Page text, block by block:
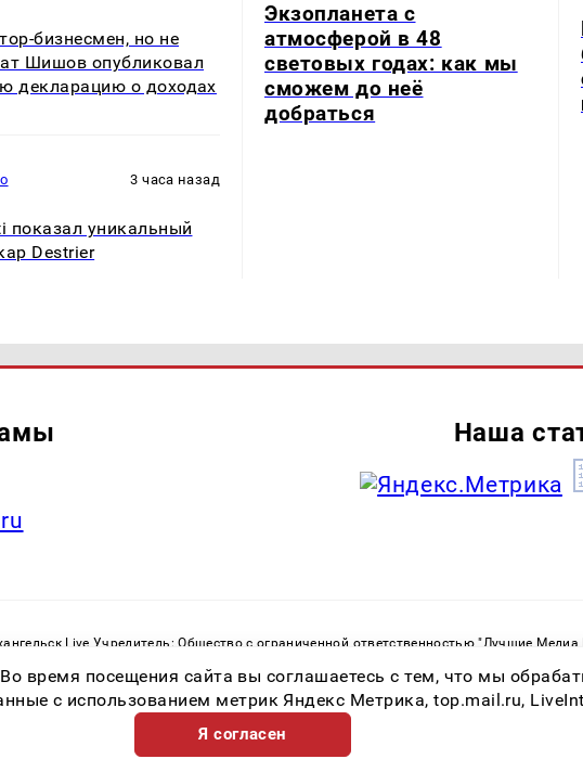
бизнесмен, но не
Шишов опубликовал
декларацию о доходах
3 часа назад
показал уникальный
Destrier
Экзопланета с
атмосферой в 48
световых годах: как мы
сможем до неё
добраться
Наша
Live Учредитель: Общество с ограниченной ответственностью "Лучшие
в сфере связи, информационных технологий и массовых коммуникаций
82533 от 21.01.2022
время посещения сайта вы соглашаетесь с тем, что мы
с использованием метрик Яндекс Метрика, top.mail.ru,
Я согласен